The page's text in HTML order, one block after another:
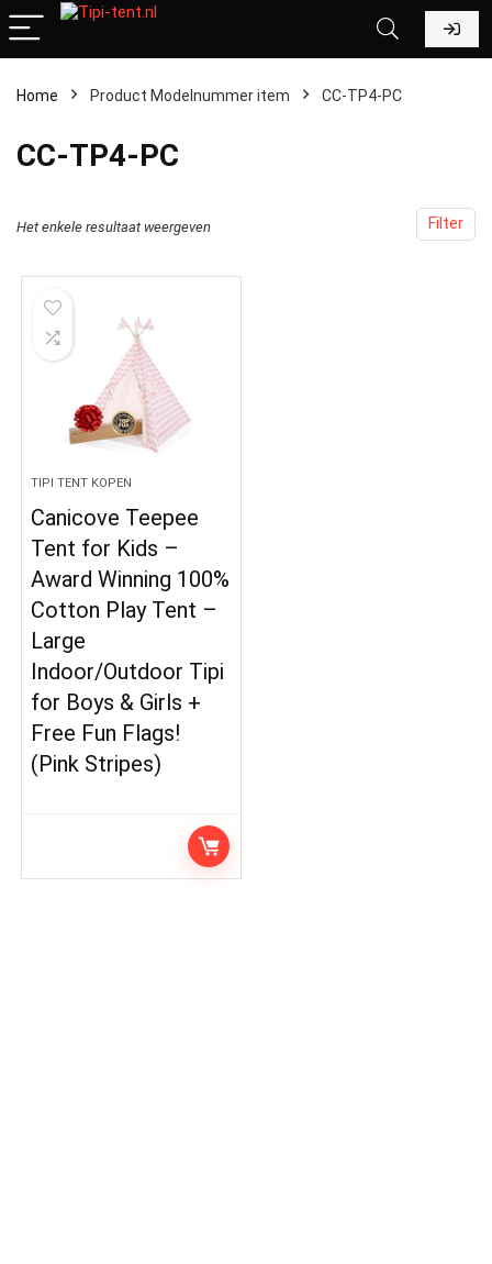
Home Product Modelnummer item ‎CC-TP4-PC
‎CC-TP4-PC
Filter
Het enkele resultaat weergeven
TIPI TENT KOPEN
Canicove Teepee
Tent for Kids –
Award Winning 100%
Cotton Play Tent –
Large
Indoor/Outdoor Tipi
for Boys & Girls +
Free Fun Flags!
(Pink Stripes)